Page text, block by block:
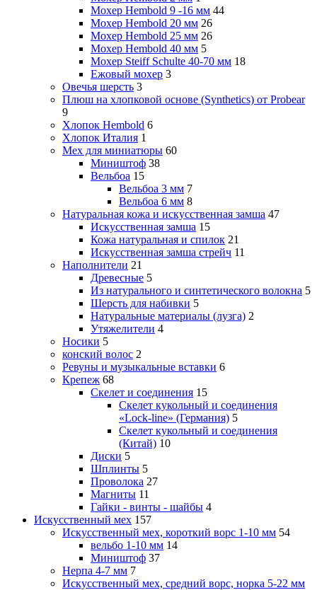
Мохер Hembold 9 -16 мм 44
Мохер Hembold 20 мм 26
Мохер Hembold 25 мм 26
Мохер Hembold 40 мм 5
Мохер Steiff Schulte 40-70 мм 18
Ежовый мохер 3
Овечья шерсть 3
Плюш на хлопковой основе (Synthetics) от Probear
9
Хлопок Hembold 6
Хлопок Италия 1
Мех для миниатюры 60
Миништоф 38
Вельбоа 15
Вельбоа 3 мм 7
Вельбоа 6 мм 8
Натуральная кожа и искусственная замша 47
Искусственная замша 15
Кожа натуральная и спилок 21
Искусственная замша стрейч 11
Наполнители 21
Древесные 5
Из натурального и синтетического волокна 5
Шерсть для набивки 5
Натуральные материалы (лузга) 2
Утяжелители 4
Носики 5
конский волос 2
Ревуны и музыкальные вставки 6
Крепеж 68
Скелет и соединения 15
Скелет кукольный и соединения
«Lock-line» (Германия) 5
Скелет кукольный и соединения
(Китай) 10
Диски 5
Шплинты 5
Проволока 27
Магниты 11
Гайки - винты - шайбы 4
Искусственный мех 157
Искусственный мех, короткий ворс 1-10 мм 54
вельбо 1-10 мм 14
Миништоф 37
Нерпа 4-7 мм 7
Искусственный мех, средний ворс, норка 5-22 мм